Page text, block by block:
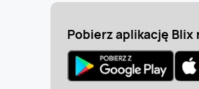
Pobierz aplikację